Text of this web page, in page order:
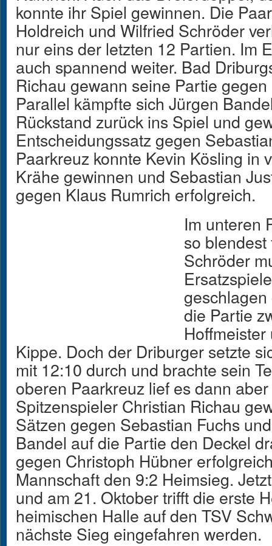
konnte ihr Spiel gewinnen. Die
Holdreich und Wilfried Schröder
nur eins der letzten 12 Partien. Im
auch spannend weiter. Bad
Richau gewann seine Partie
Parallel kämpfte sich Jürgen
Rückstand zurück ins Spiel und
Entscheidungssatz gegen
Paarkreuz konnte Kevin Kösling in
Krähe gewinnen und Sebastian
gegen Klaus Rumrich erfolgreich.
Im unteren
so
Schröder
die Partie
Kippe. Doch der Driburger setzte
mit 12:10 durch und brachte sein
oberen Paarkreuz lief es dann
Spitzenspieler Christian Richau
Sätzen gegen Sebastian Fuchs
Bandel auf die Partie den Deckel
gegen Christoph Hübner
Mannschaft den 9:2 Heimsieg.
und am 21. Oktober trifft die erste
heimischen Halle auf den TSV
nächste Sieg eingefahren werden.